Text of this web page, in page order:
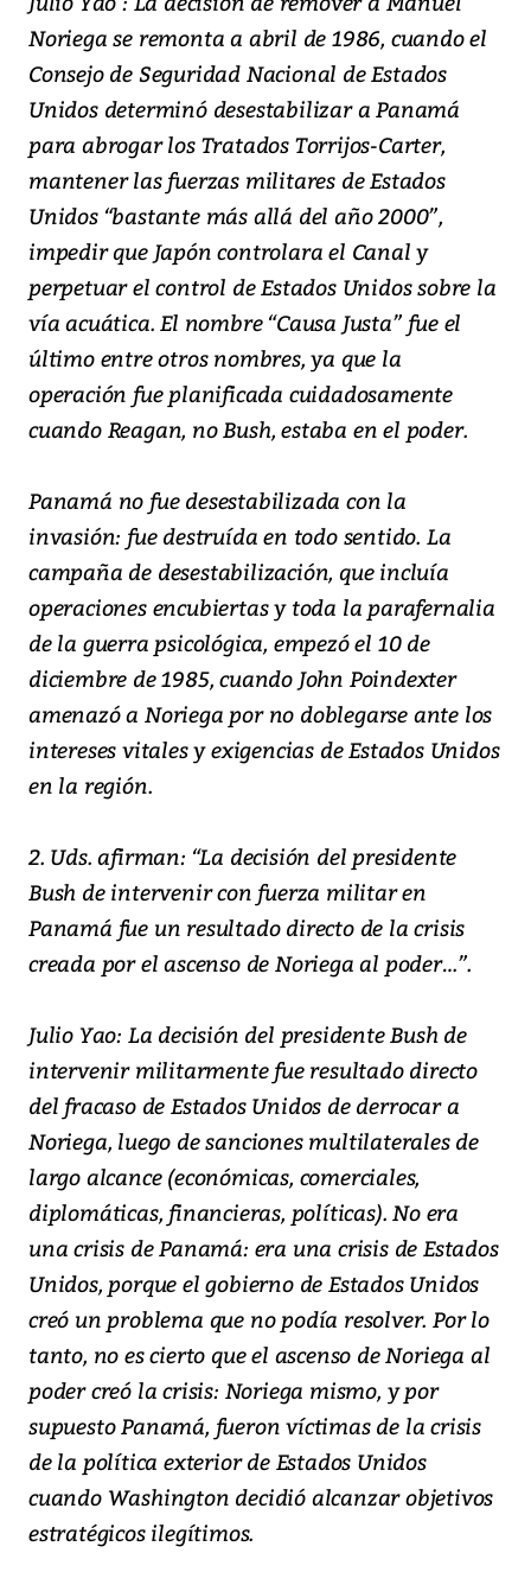
Noriega se remonta a abril de 1986, cuando el
Consejo de Seguridad Nacional de Estados
Unidos determinó desestabilizar a Panamá
para abrogar los Tratados Torrijos-Carter,
mantener las fuerzas militares de Estados
Unidos “bastante más allá del año 2000”,
impedir que Japón controlara el Canal y
perpetuar el control de Estados Unidos sobre la
vía acuática. El nombre “Causa Justa” fue el
último entre otros nombres, ya que la
operación fue planificada cuidadosamente
cuando Reagan, no Bush, estaba en el poder.
Panamá no fue desestabilizada con la
invasión: fue destruída en todo sentido. La
campaña de desestabilización, que incluía
operaciones encubiertas y toda la parafernalia
de la guerra psicológica, empezó el 10 de
diciembre de 1985, cuando John Poindexter
amenazó a Noriega por no doblegarse ante los
intereses vitales y exigencias de Estados Unidos
en la región.
2. Uds. afirman: “La decisión del presidente
Bush de intervenir con fuerza militar en
Panamá fue un resultado directo de la crisis
creada por el ascenso de Noriega al poder…”.
Julio Yao: La decisión del presidente Bush de
intervenir militarmente fue resultado directo
del fracaso de Estados Unidos de derrocar a
Noriega, luego de sanciones multilaterales de
largo alcance (económicas, comerciales,
diplomáticas, financieras, políticas). No era
una crisis de Panamá: era una crisis de Estados
Unidos, porque el gobierno de Estados Unidos
creó un problema que no podía resolver. Por lo
tanto, no es cierto que el ascenso de Noriega al
poder creó la crisis: Noriega mismo, y por
supuesto Panamá, fueron víctimas de la crisis
de la política exterior de Estados Unidos
cuando Washington decidió alcanzar objetivos
estratégicos ilegítimos.